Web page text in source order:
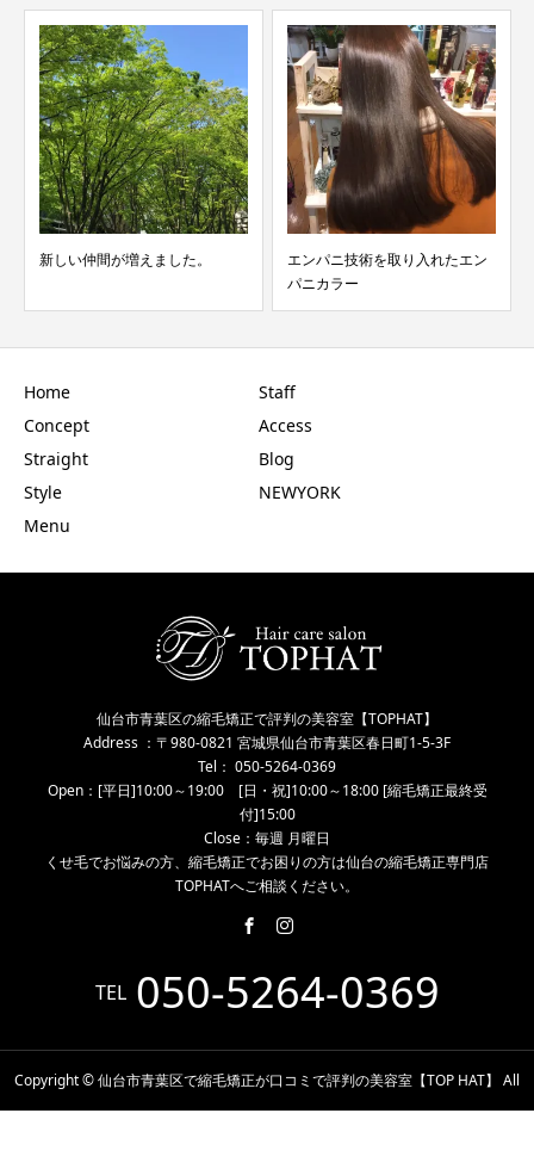
新しい仲間が増えました。
エンパニ技術を取り入れたエン
パニカラー
Home
Concept
Straight
Style
Menu
Staff
Access
Blog
NEWYORK
仙台市青葉区の縮毛矯正で評判の美容室【TOPHAT】
Address ：〒980-0821 宮城県仙台市青葉区春日町1-5-3F
Tel： 050-5264-0369
Open：[平日]10:00～19:00 [日・祝]10:00～18:00 [縮毛矯正最終受
付]15:00
Close：毎週 月曜日
くせ毛でお悩みの方、縮毛矯正でお困りの方は仙台の縮毛矯正専門店
TOPHATへご相談ください。
TEL 050-5264-0369
Copyright © 仙台市青葉区で縮毛矯正が口コミで評判の美容室【TOP HAT】 All